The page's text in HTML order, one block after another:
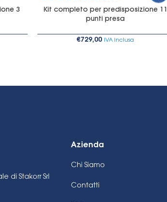
3
Kit completo per predisposizione 11
punti presa
€729,00 IVA Inclusa
di Stakorr Srl
Azienda
Chi Siamo
Contatti